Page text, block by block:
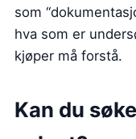
som
hva som er
kjøper må forstå.
Kan du